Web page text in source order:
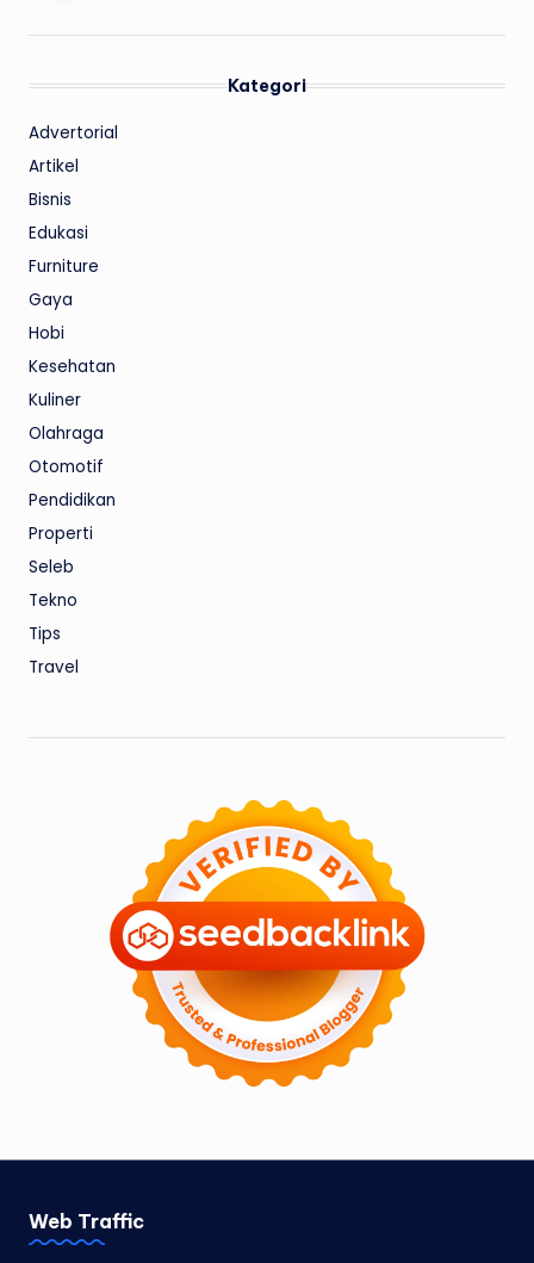
Kategori
Advertorial
Artikel
Bisnis
Edukasi
Furniture
Gaya
Hobi
Kesehatan
Kuliner
Olahraga
Otomotif
Pendidikan
Properti
Seleb
Tekno
Tips
Travel
Web Traffic